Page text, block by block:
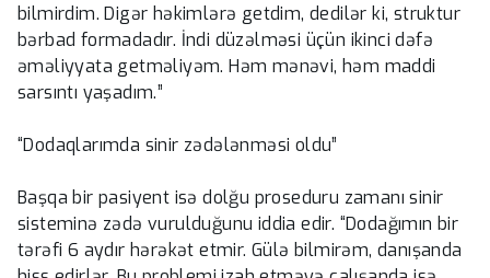
bilmirdim. Digər həkimlərə getdim, dedilər ki, struktur
bərbad formadadır. İndi düzəlməsi üçün ikinci dəfə
əməliyyata getməliyəm. Həm mənəvi, həm maddi
sarsıntı yaşadım.”
“Dodaqlarımda sinir zədələnməsi oldu”
Başqa bir pasiyent isə dolğu proseduru zamanı sinir
sisteminə zədə vurulduğunu iddia edir. “Dodağımın bir
tərəfi 6 aydır hərəkət etmir. Gülə bilmirəm, danışanda